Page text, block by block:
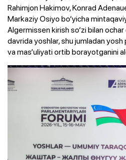
Rahimjon Hakimov, Konrad
Markaziy Osiyo bo‘yicha
Algermissen kirish so‘zi bilan
davrida yoshlar, shu jumladan
va mas’uliyati ortib borayotganini